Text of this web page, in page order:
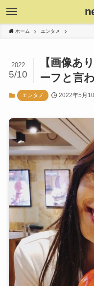
ホーム エンタメ
【画像あ
ーフと言
2022
5/10
エンタメ 2022年5月